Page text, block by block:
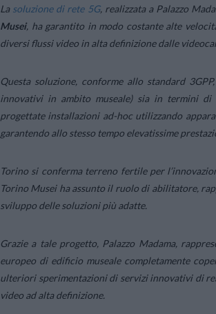
La soluzione di rete 5G, realizzata a Palazzo
Musei, ha garantito in modo costante alte
diversi flussi video in alta definizione dalle
Questa soluzione, conforme allo standard
innovativi in ambito museale) sia in termini di
progettate installazioni ad-hoc utilizzando
garantendo allo stesso tempo elevatissime
Torino si conferma terreno fertile per
Torino Musei ha assunto il ruolo di abilitatore,
sviluppo delle soluzioni più adatte.
Grazie a tale progetto, Palazzo Madama,
europeo di edificio museale completamente
ulteriori sperimentazioni di servizi innovativi di
video ad alta definizione.